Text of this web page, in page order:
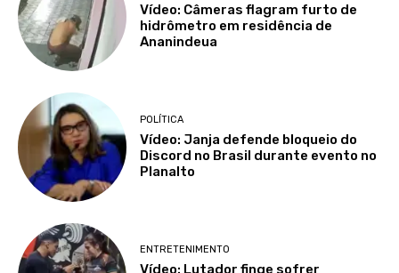
Vídeo: Câmeras flagram furto de
hidrômetro em residência de
Ananindeua
POLÍTICA
Vídeo: Janja defende bloqueio do
Discord no Brasil durante evento no
Planalto
ENTRETENIMENTO